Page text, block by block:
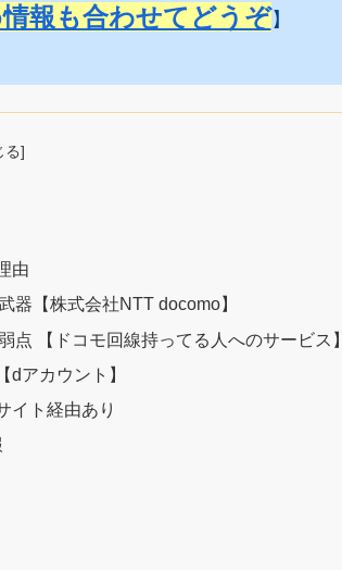
報も合わせてどうぞ】
由
器【株式会社NTT docomo】
点 【ドコモ回線持ってる人へのサービス】
dアカウント】
イト経由あり